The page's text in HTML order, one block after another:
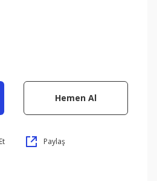
Hemen Al
Paylaş